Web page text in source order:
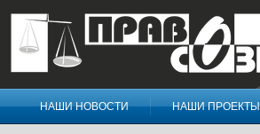
Правосознание
НАШИ НОВОСТИ НАШИ ПРОЕКТЫ